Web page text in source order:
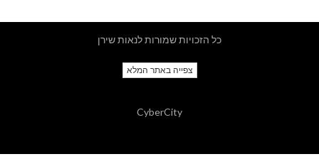
כל הזכויות שמורות לנאות שירן
צפייה באתר המלא
CyberCity